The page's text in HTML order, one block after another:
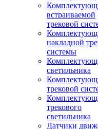
встраиваемой
трековой
накладной
системы
светильника
трековой
трекового
светильника
Датчики